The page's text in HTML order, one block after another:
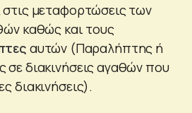
μεταφορτώσεις των
καθώς και τους
αυτών (Παραλήπτης ή
διακινήσεις αγαθών που
διακινήσεις).